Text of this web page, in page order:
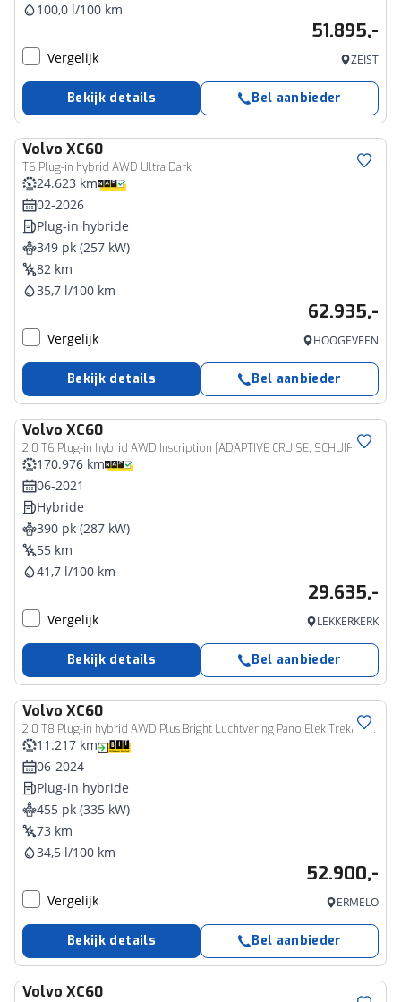
100,0 l/100 km
51.895,-
Vergelijk ZEIST
Bekijk details Bel aanbieder
Volvo XC60
T6 Plug-in hybrid AWD Ultra Dark
24.623 km
02-2026
Plug-in hybride
349 pk (257 kW)
82 km
35,7 l/100 km
62.935,-
Vergelijk HOOGEVEEN
Bekijk details Bel aanbieder
Volvo XC60
2.0 T6 Plug-in hybrid AWD Inscription [ADAPTIVE CRUISE, SCHUIFKANTELDAK, APPLE CARPLAY, ANDROID, MEMORY SEATS, STOELVERWARMING, VOL LEDER, LED, PDC ACHTER, CLIMATE, DRAADLOZE OPLADER, ELEKTRISCHE ACHTERKLEP, KEYLESS ENTRY, DIGITA
170.976 km
06-2021
Hybride
390 pk (287 kW)
55 km
41,7 l/100 km
29.635,-
Vergelijk LEKKERKERK
Bekijk details Bel aanbieder
Volvo XC60
2.0 T8 Plug-in hybrid AWD Plus Bright Luchtvering Pano Elek Trekhaak 360°
11.217 km
06-2024
Plug-in hybride
455 pk (335 kW)
73 km
34,5 l/100 km
52.900,-
Vergelijk ERMELO
Bekijk details Bel aanbieder
Volvo XC60